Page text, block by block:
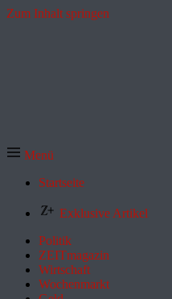
Zum Inhalt springen
Menü
Startseite
Exklusive Artikel
Politik
ZEITmagazin
Wirtschaft
Wochenmarkt